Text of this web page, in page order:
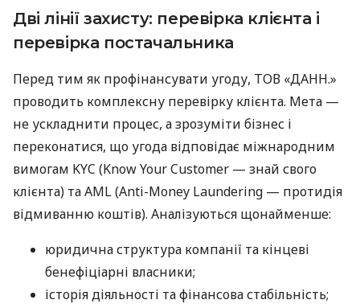
Дві лінії захисту: перевірка клієнта і
перевірка постачальника
Перед тим як профінансувати угоду, ТОВ «ДАНН.»
проводить комплексну перевірку клієнта. Мета —
не ускладнити процес, а зрозуміти бізнес і
переконатися, що угода відповідає міжнародним
вимогам KYC (Know Your Customer — знай свого
клієнта) та AML (Anti-Money Laundering — протидія
відмиванню коштів). Аналізуються щонайменше:
юридична структура компанії та кінцеві
бенефіціарні власники;
історія діяльності та фінансова стабільність;